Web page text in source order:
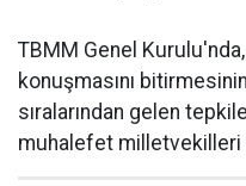
TBMM Genel
konuşmasını
sıralarından gelen
muhalefet milletvekilleri